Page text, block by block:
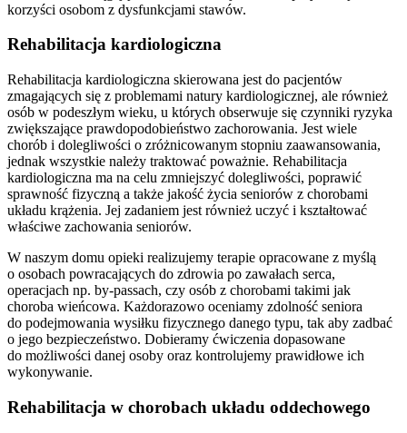
korzyści osobom z dysfunkcjami stawów.
Rehabilitacja kardiologiczna
Rehabilitacja kardiologiczna skierowana jest do pacjentów
zmagających się z problemami natury kardiologicznej, ale również
osób w podeszłym wieku, u których obserwuje się czynniki ryzyka
zwiększające prawdopodobieństwo zachorowania. Jest wiele
chorób i dolegliwości o zróżnicowanym stopniu zaawansowania,
jednak wszystkie należy traktować poważnie. Rehabilitacja
kardiologiczna ma na celu zmniejszyć dolegliwości, poprawić
sprawność fizyczną a także jakość życia seniorów z chorobami
układu krążenia. Jej zadaniem jest również uczyć i kształtować
właściwe zachowania seniorów.
W naszym domu opieki realizujemy terapie opracowane z myślą
o osobach powracających do zdrowia po zawałach serca,
operacjach np. by-passach, czy osób z chorobami takimi jak
choroba wieńcowa. Każdorazowo oceniamy zdolność seniora
do podejmowania wysiłku fizycznego danego typu, tak aby zadbać
o jego bezpieczeństwo. Dobieramy ćwiczenia dopasowane
do możliwości danej osoby oraz kontrolujemy prawidłowe ich
wykonywanie.
Rehabilitacja w chorobach układu oddechowego